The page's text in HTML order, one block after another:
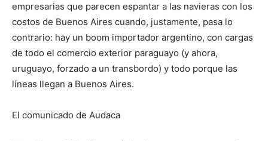
empresarias que parecen espantar a las navieras con los
costos de Buenos Aires cuando, justamente, pasa lo
contrario: hay un boom importador argentino, con cargas
de todo el comercio exterior paraguayo (y ahora,
uruguayo, forzado a un transbordo) y todo porque las
líneas llegan a Buenos Aires.
El comunicado de Audaca